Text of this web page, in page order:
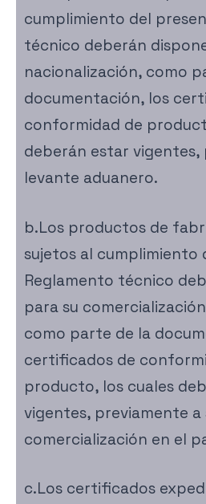
cumplimiento del
técnico deberán
nacionalización, como
documentación, los
conformidad de
deberán estar vigentes,
levante aduanero.
b.Los productos de
sujetos al cumplimiento
Reglamento técnico
para su
como parte de la
certificados de
producto, los cuales
vigentes, previamente a
comercialización en el
c.Los certificados